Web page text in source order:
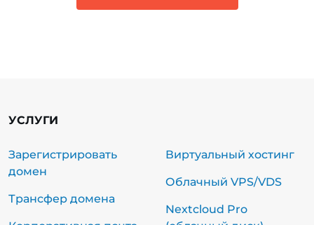
УСЛУГИ
Зарегистрировать
домен
Трансфер домена
Виртуальный хостинг
Облачный VPS/VDS
Nextcloud Pro